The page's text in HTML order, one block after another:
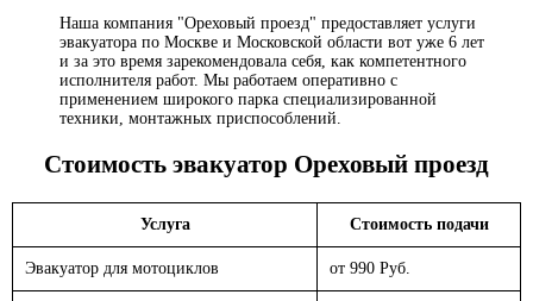
Наша компания "Ореховый проезд" предоставляет услуги
эвакуатора по Москве и Московской области вот уже 6 лет
и за это время зарекомендовала себя, как компетентного
исполнителя работ. Мы работаем оперативно с
применением широкого парка специализированной
техники, монтажных приспособлений.
Стоимость эвакуатор Ореховый проезд
Услуга Стоимость подачи
Эвакуатор для мотоциклов от 990 Руб.